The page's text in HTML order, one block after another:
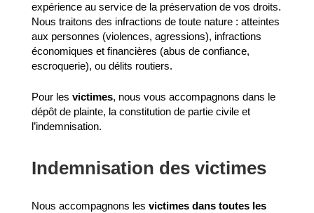
expérience au service de la préservation de vos droits.
Nous traitons des infractions de toute nature : atteintes
aux personnes (violences, agressions), infractions
économiques et financières (abus de confiance,
escroquerie), ou délits routiers.
Pour les victimes, nous vous accompagnons dans le
dépôt de plainte, la constitution de partie civile et
l’indemnisation.
Indemnisation des victimes
Nous accompagnons les victimes dans toutes les